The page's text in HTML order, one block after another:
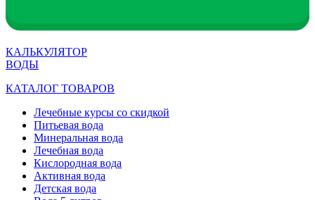
КАЛЬКУЛЯТОР
ВОДЫ
КАТАЛОГ ТОВАРОВ
Лечебные курсы со скидкой
Питьевая вода
Минеральная вода
Лечебная вода
Кислородная вода
Активная вода
Детская вода